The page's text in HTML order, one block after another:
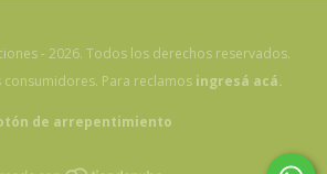
- 2026. Todos los derechos reservados.
consumidores. Para reclamos ingresá acá.
de arrepentimiento